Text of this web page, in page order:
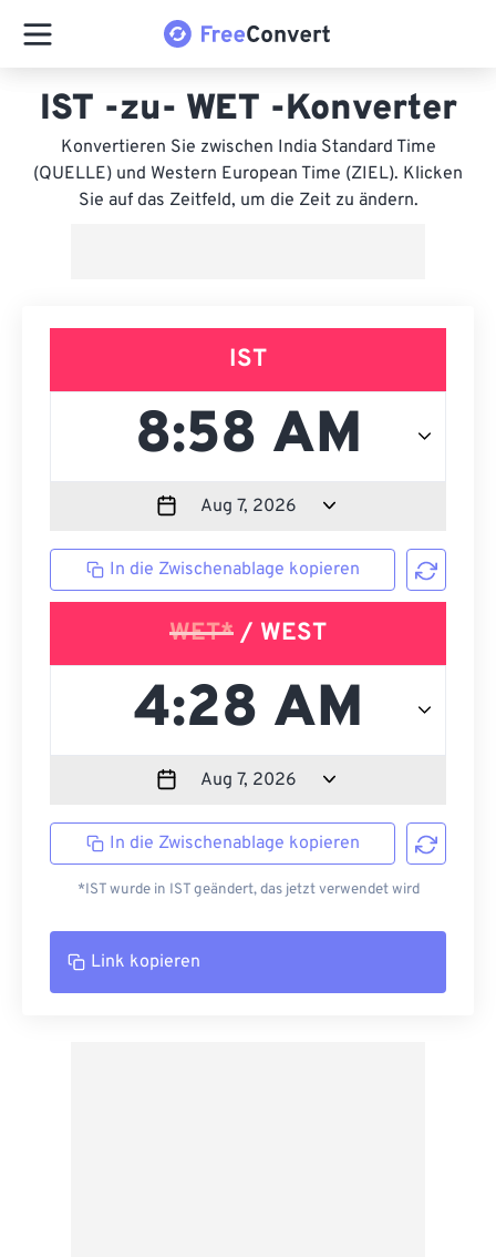
IST -zu- WET -Konverter
Konvertieren Sie zwischen India Standard Time
(QUELLE) und Western European Time (ZIEL). Klicken
Sie auf das Zeitfeld, um die Zeit zu ändern.
IST
In die Zwischenablage kopieren
WET* / WEST
In die Zwischenablage kopieren
*IST wurde in IST geändert, das jetzt verwendet wird
Link kopieren